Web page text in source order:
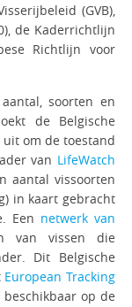
(GVB),
de Kaderrichtlijn
Richtlijn voor
soorten en
de Belgische
uit om de toestand
van LifeWatch
aantal vissoorten
in kaart gebracht
Een netwerk van
van vissen die
Dit Belgische
European Tracking
op de